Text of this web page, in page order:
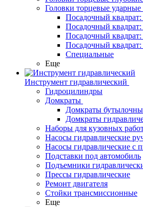
Головки торцевые ударные
Посадочный квадрат:
Посадочный квадрат:
Посадочный квадрат:
Посадочный квадрат:
Специальные
Еще
Инструмент гидравлический
Гидроцилиндры
Домкраты
Домкраты
Домкраты
Наборы для кузовных
Насосы гидравлические
Насосы гидравлические с
Подставки под автомобиль
Подъемники
Прессы гидравлические
Ремонт двигателя
Стойки трансмиссионные
Еще